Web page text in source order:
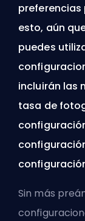
preferencias
esto, aún
puedes
incluirán las
tasa de
Sin más